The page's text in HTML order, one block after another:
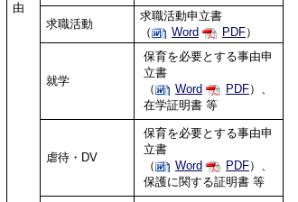
由
求職活動
求職活動申立書
（
Word PDF）
就学
保育を必要とする事由申
立書
（
Word PDF）、
在学証明書 等
虐待・DV
保育を必要とする事由申
立書
（
Word PDF）、
保護に関する証明書 等